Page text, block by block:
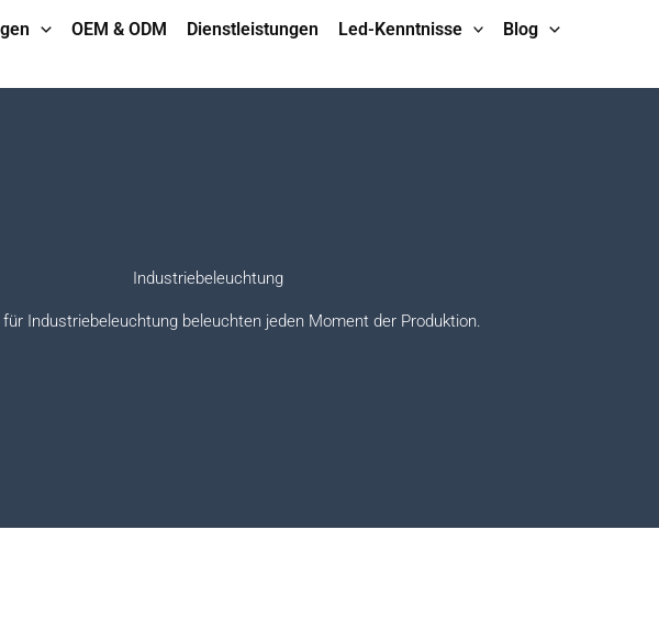
OEM & ODM Dienstleistungen Led-Kenntnisse
Blog
Industriebeleuchtung
für Industriebeleuchtung beleuchten jeden Moment der Produktion.